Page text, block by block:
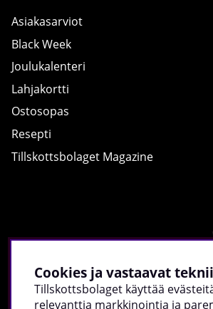
Asiakasarviot
Black Week
Joulukalenteri
Lahjakortti
Ostosopas
Resepti
Tillskottsbolaget Magazine
Cookies ja vastaavat
Tillskottsbolaget käyttää
relevanttia markkinointia ja